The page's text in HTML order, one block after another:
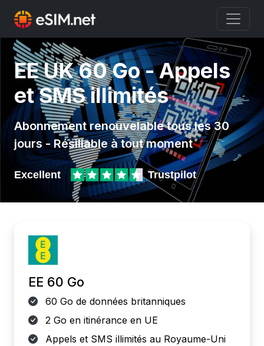
EE UK 60 Go - Appels
et SMS illimités
Abonnement renouvelable tous les 30
jours - Résiliable à tout moment
EE 60 Go
60 Go de données britanniques
2 Go en itinérance en UE
Appels et SMS illimités au Royaume-Uni